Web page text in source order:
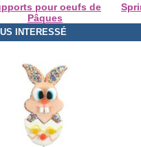
pour oeufs de
Pâques
INTERESSÉ